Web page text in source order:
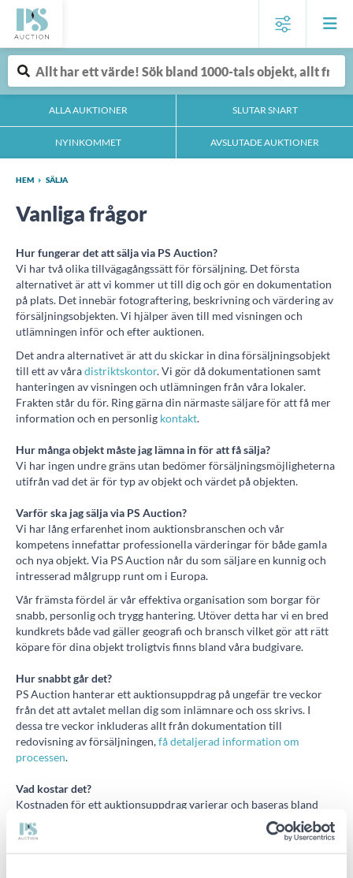
ALLA AUKTIONER SLUTAR SNART
NYINKOMMET AVSLUTADE AUKTIONER
HEM SÄLJA
Vanliga frågor
Hur fungerar det att sälja via PS Auction?
Vi har två olika tillvägagångssätt för försäljning. Det första
alternativet är att vi kommer ut till dig och gör en dokumentation
på plats. Det innebär fotograftering, beskrivning och värdering av
försäljningsobjekten. Vi hjälper även till med visningen och
utlämningen inför och efter auktionen.
Det andra alternativet är att du skickar in dina försäljningsobjekt
till ett av våradistriktskontor. Vi gör då dokumentationen samt
hanteringen av visningen och utlämningen från våra lokaler.
Frakten står du för. Ring gärna din närmaste säljare för att få mer
information och en personlig kontakt.
Hur många objekt måste jag lämna in för att få sälja?
Vi har ingen undre gräns utan bedömer försäljningsmöjligheterna
utifrån vad det är för typ av objekt och värdet på objekten.
Varför ska jag sälja via PS Auction?
Vi har lång erfarenhet inom auktionsbranschen och vår
kompetens innefattar professionella värderingar för både gamla
och nya objekt. Via PS Auction når du som säljare en kunnig och
intresserad målgrupp runt om i Europa.
Vår främsta fördel är vår effektiva organisation som borgar för
snabb, personlig och trygg hantering. Utöver detta har vi en bred
kundkrets både vad gäller geografi och bransch vilket gör att rätt
köpare för dina objekt troligtvis finns bland våra budgivare.
Hur snabbt går det?
PS Auction hanterar ett auktionsuppdrag på ungefär tre veckor
från det att avtalet mellan dig som inlämnare och oss skrivs. I
dessa tre veckor inkluderas allt från dokumentation till
redovisning av försäljningen,få detaljerad information om
processen.
Vad kostar det?
Kostnaden för ett auktionsuppdrag varierar och baseras bland
annat på typ och mängd av objekt.
Information om kostnad för provision och eventuella tillägg får du